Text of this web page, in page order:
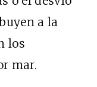
a la
los
mar.